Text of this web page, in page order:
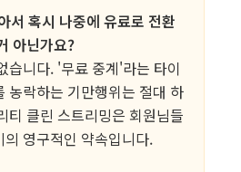
서 혹시 나중에 유료로 전환
아닌가요?
습니다. '무료 중계'라는 타이
농락하는 기만행위는 절대 하
티 클린 스트리밍은 회원님들
영구적인 약속입니다.